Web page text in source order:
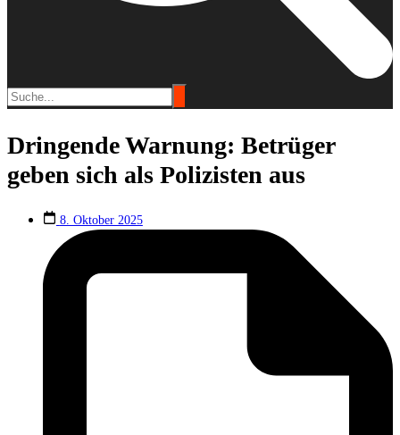
Dringende Warnung: Betrüger
geben sich als Polizisten aus
8. Oktober 2025